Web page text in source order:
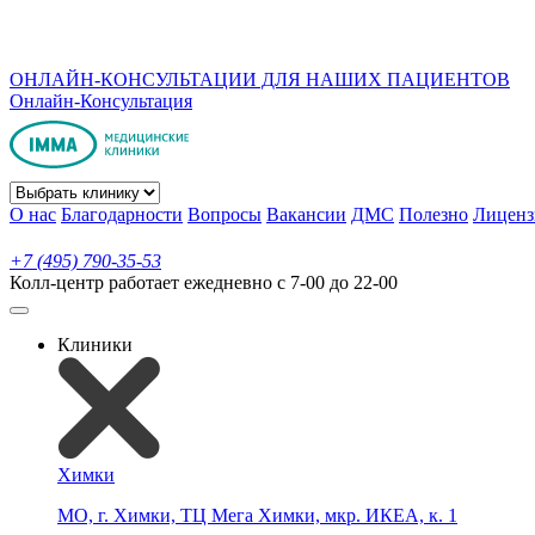
ОНЛАЙН-КОНСУЛЬТАЦИИ ДЛЯ НАШИХ ПАЦИЕНТОВ
Онлайн-Консультация
О нас Благодарности Вопросы Вакансии ДМС Полезно
+7 (495) 790-35-53
Колл-центр работает ежедневно с 7-00 до 22-00
Клиники
Химки
МО, г. Химки, ТЦ Мега Химки, мкр. ИКЕА, к. 1